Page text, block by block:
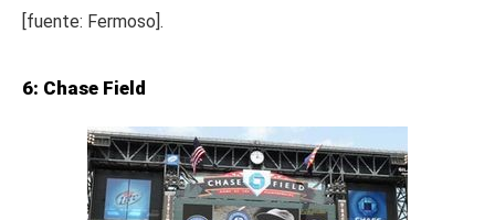
[fuente: Fermoso].
6: Chase Field